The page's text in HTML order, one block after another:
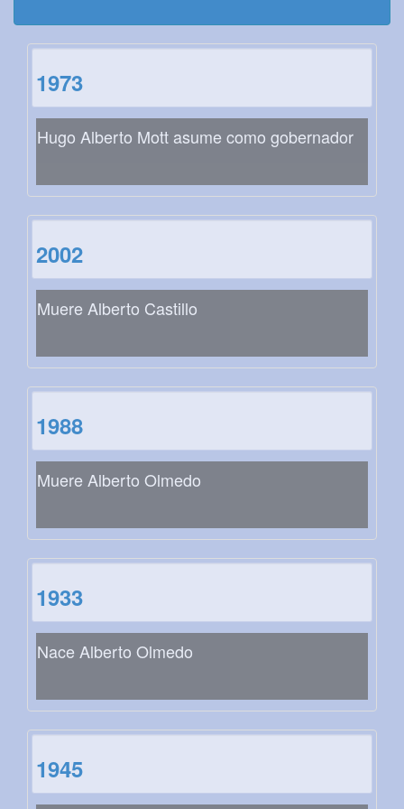
1973
Hugo Alberto Mott asume como gobernador
2002
Muere Alberto Castillo
1988
Muere Alberto Olmedo
1933
Nace Alberto Olmedo
1945